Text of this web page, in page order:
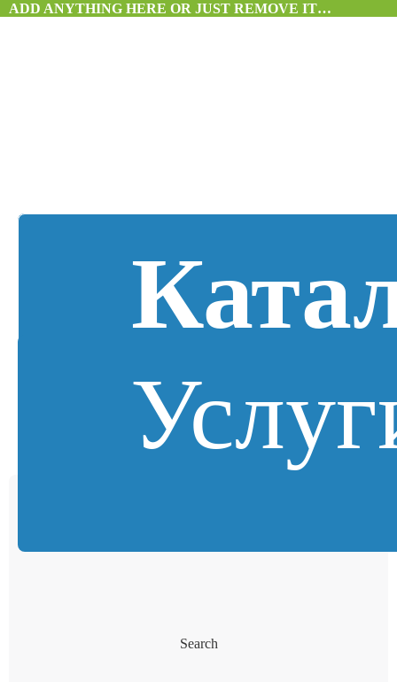
ADD ANYTHING HERE OR JUST REMOVE IT…
Search